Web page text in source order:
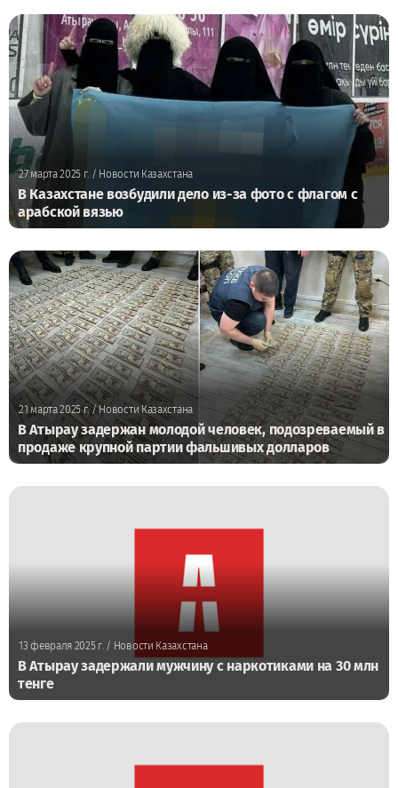
27 марта 2025 г. / Новости Казахстана
В Казахстане возбудили дело из-за фото с флагом с
арабской вязью
21 марта 2025 г./ Новости Казахстана
В Атырау задержан молодой человек, подозреваемый в
продаже крупной партии фальшивых долларов
13 февраля 2025 г./ Новости Казахстана
В Атырау задержали мужчину с наркотиками на 30 млн
тенге